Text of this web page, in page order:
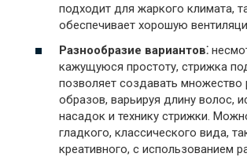
подходит для жаркого климата,
обеспечивает хорошую
Разнообразие вариантов⁚
кажущуюся простоту, стрижка
позволяет создавать множество
образов, варьируя длину волос,
насадок и технику стрижки.
гладкого, классического вида,
креативного, с использованием